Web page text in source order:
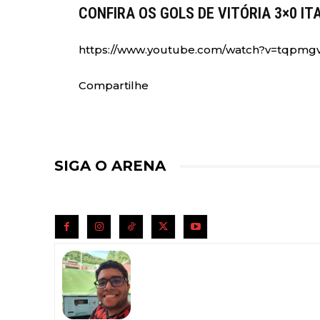
CONFIRA OS GOLS DE VITÓRIA 3×0
https://www.youtube.com/
Compartilhe
SIGA O ARENA